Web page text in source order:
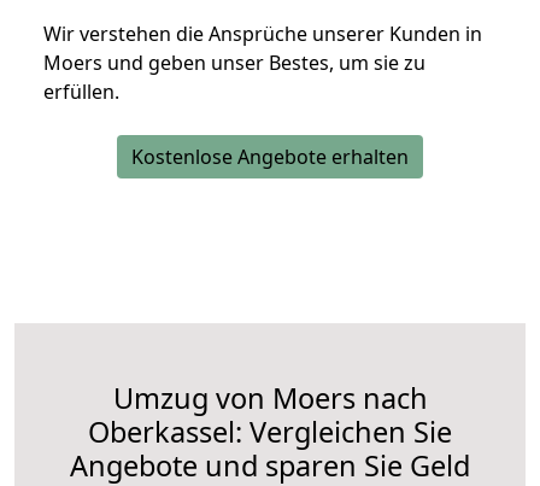
Wir verstehen die Ansprüche unserer Kunden in
Moers und geben unser Bestes, um sie zu
erfüllen.
Kostenlose Angebote erhalten
Umzug von Moers nach
Oberkassel: Vergleichen Sie
Angebote und sparen Sie Geld